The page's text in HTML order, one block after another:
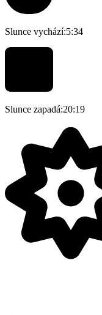
Slunce vychází:5:34
Slunce zapadá:20:19